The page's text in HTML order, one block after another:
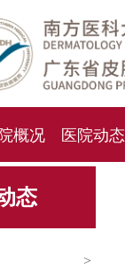
概况 医院动态
采购
态
>